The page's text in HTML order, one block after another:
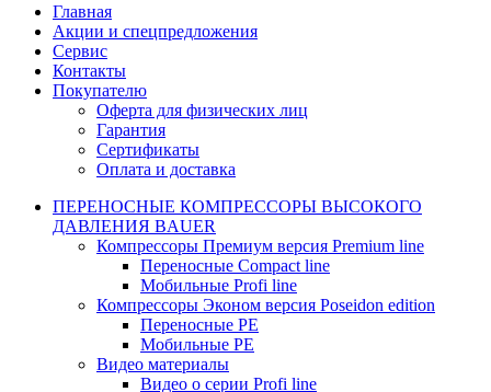
Главная
Акции и спецпредложения
Сервис
Контакты
Покупателю
Оферта для физических лиц
Гарантия
Сертификаты
Оплата и доставка
ПЕРЕНОСНЫЕ КОМПРЕССОРЫ ВЫСОКОГО
ДАВЛЕНИЯ BAUER
Компрессоры Премиум версия Premium line
Переносные Compact line
Мобильные Profi line
Компрессоры Эконом версия Poseidon edition
Переносные PE
Мобильные PE
Видео материалы
Видео о серии Profi line